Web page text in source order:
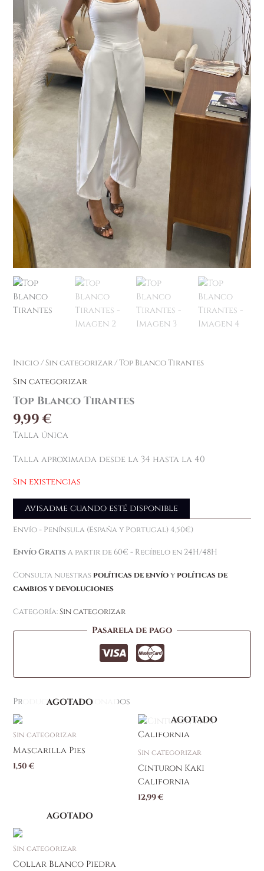
Inicio/Sin categorizar/ Top Blanco Tirantes
Sin categorizar
Top Blanco Tirantes
9,99€
Talla única
Talla aproximada desde la 34 hasta la 40
Sin existencias
Avisadme cuando esté disponible
Envío - Península (España y Portugal) 4,50€)
Envío Gratis a partir de 60€ - Recíbelo en 24H/48H
Consulta nuestras políticas de envíoy políticas de
cambios y devoluciones
Categoría:Sin categorizar
Pasarela de pago
Productos relacionados
AGOTADO
Sin categorizar
Mascarilla Pies
1,50€
AGOTADO
Sin categorizar
Cinturon Kaki
California
12,99€
AGOTADO
Sin categorizar
Collar Blanco Piedra